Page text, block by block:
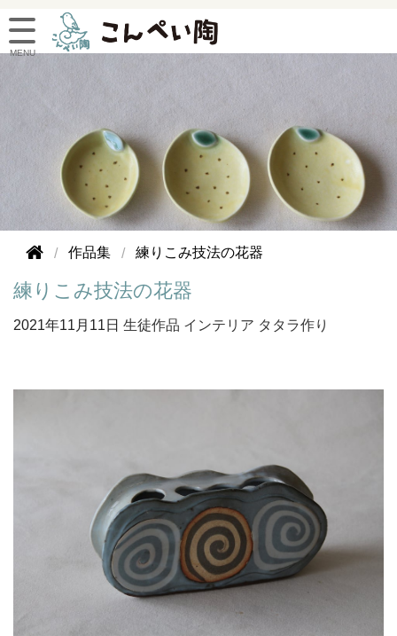
作品集 練りこみ技法の花器
練りこみ技法の花器
2021年11月11日 生徒作品 インテリア タタラ作り